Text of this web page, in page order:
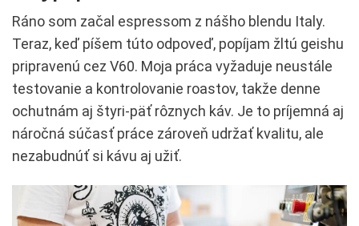
Ráno som začal espressom z nášho blendu Italy.
Teraz, keď píšem túto odpoveď, popíjam žltú geishu
pripravenú cez V60. Moja práca vyžaduje neustále
testovanie a kontrolovanie roastov, takže denne
ochutnám aj štyri-päť rôznych káv. Je to príjemná aj
náročná súčasť práce zároveň udržať kvalitu, ale
nezabudnúť si kávu aj užiť.